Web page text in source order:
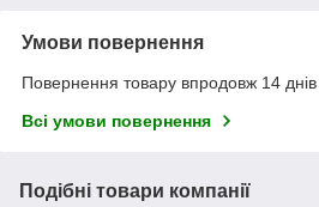
Умови повернення
Повернення товару впродовж 14
Всі умови повернення
Подібні товари компанії